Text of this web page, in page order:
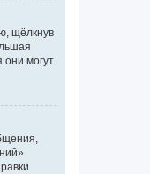
щёлкнув
они могут